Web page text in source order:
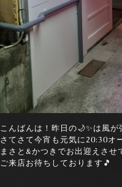
こんばんは！昨日の🌙✨は風
さてさて今宵も元気に20:30オ
まさと&かつきでお出迎えさせ
ご来店お待ちしております🎵